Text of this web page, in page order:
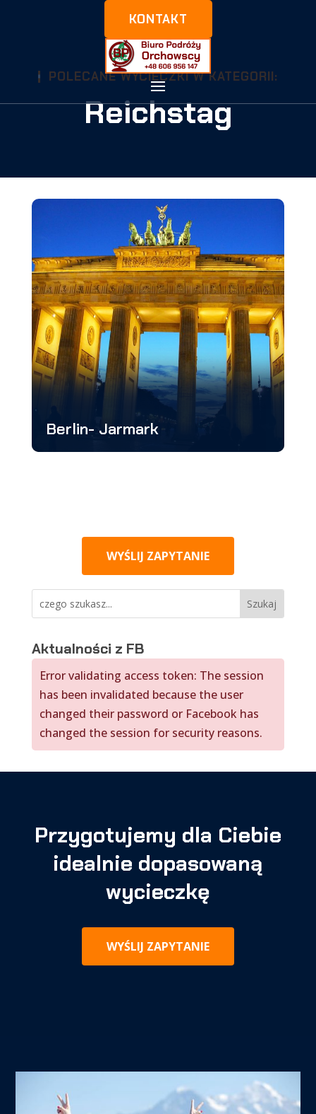
KONTAKT
POLECANE WYCIECZKI W KATEGORII:
Reichstag
Berlin- Jarmark
WYŚLIJ ZAPYTANIE
Aktualności z FB
Error validating access token: The session
has been invalidated because the user
changed their password or Facebook has
changed the session for security reasons.
Przygotujemy dla Ciebie
idealnie dopasowaną
wycieczkę
WYŚLIJ ZAPYTANIE